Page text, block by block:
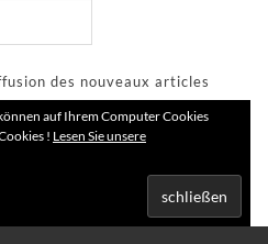
des nouveaux articles
auf Ihrem Computer Cookies
! Lesen Sie unsere